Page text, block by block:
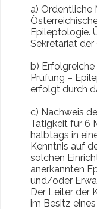
a) Ordentliche
Epileptologie.
Sekretariat der
b)
Prüfung –
erfolgt durch
c) Nachweis
Tätigkeit für 6
halbtags in
Kenntnis auf
solchen
anerkannten
und/oder
Der Leiter der
im Besitz